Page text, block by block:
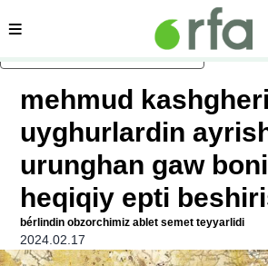
asasliq mezmungha atlang
sehipe
mehmud
uyghurlardin
urunghan gaw
heqiqiy epti
bérlindin obzorchimiz ablet semet teyyarlidi
2024.02.17